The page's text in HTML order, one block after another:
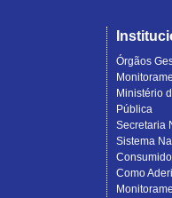
Órgãos
Ministério
Pública
Secretaria
Sistema
Como